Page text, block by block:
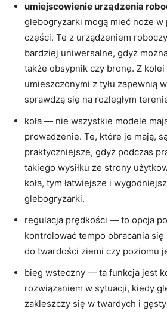
umiejscowienie urządzenia
glebogryzarki mogą mieć noże
części. Te z urządzeniem
bardziej uniwersalne, gdyż
także obsypnik czy bronę. Z kolei
umieszczonymi z tyłu zapewnią
sprawdzą się na rozległym
koła — nie wszystkie modele
prowadzenie. Te, które je mają,
praktyczniejsze, gdyż podczas
takiego wysiłku ze strony
koła, tym łatwiejsze i
glebogryzarki.
regulacja prędkości — to opcja
kontrolować tempo obracania
do twardości ziemi czy poziomu
bieg wsteczny — ta funkcja jest
rozwiązaniem w sytuacji, kiedy
zakleszczy się w twardych i